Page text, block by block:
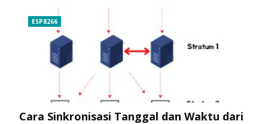
ESP8266
Cara Sinkronisasi Tanggal dan Waktu dari